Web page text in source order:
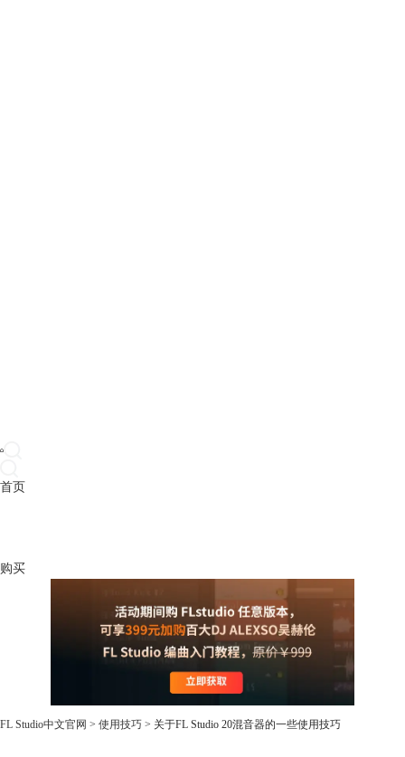
首页
购买
FL Studio中文官网 > 使用技巧 > 关于FL Studio 20混音器的一些使用技巧